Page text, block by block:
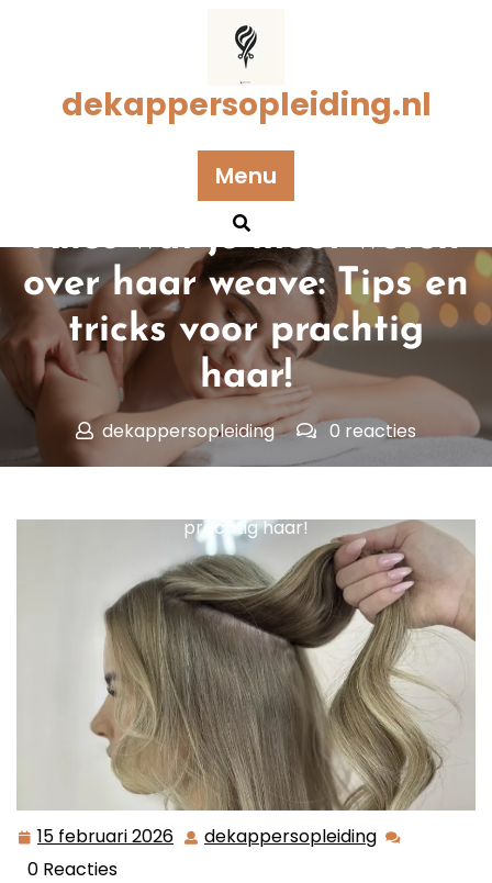
dekappersopleiding.nl
Menu
Geplaatst op 15 februari 2026
Alles wat je moet weten
over haar weave: Tips en
tricks voor prachtig
haar!
dekappersopleiding
0 reacties
dekappersopleiding.nl>>weave haar>> Alles wat je
prachtig haar!
15 februari 2026 15 dekappersopleiding
0 Reacties